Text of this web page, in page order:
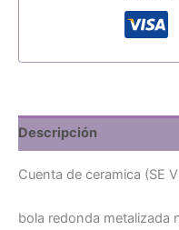
Descripción
Cuenta de ceramica (SE
bola redonda metalizada